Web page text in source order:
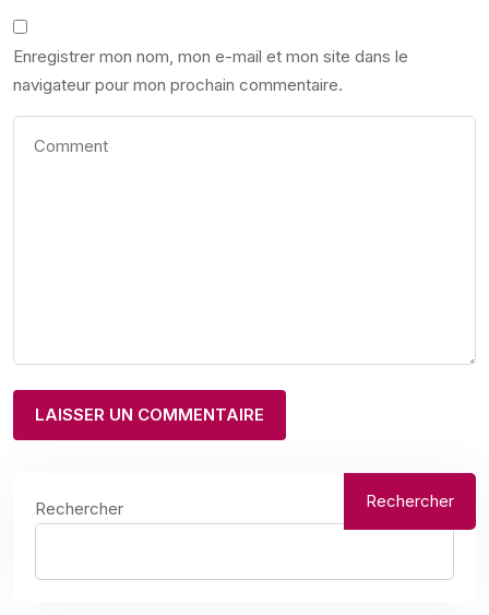
Enregistrer mon nom, mon e-mail et mon site dans le
navigateur pour mon prochain commentaire.
Rechercher Rechercher